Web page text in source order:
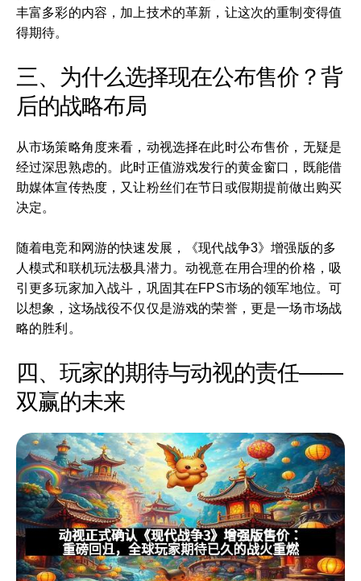
丰富多彩的内容，加上技术的革新，让这次的重制变得值
得期待。
三、为什么选择现在公布售价？背
后的战略布局
从市场策略角度来看，动视选择在此时公布售价，无疑是
经过深思熟虑的。此时正值游戏发行的黄金窗口，既能借
助媒体宣传热度，又让粉丝们在节日或假期提前做出购买
决定。
随着电竞和网游的快速发展，《现代战争3》增强版的多
人模式和联机玩法极具潜力。动视意在用合理的价格，吸
引更多玩家加入战斗，巩固其在FPS市场的领军地位。可
以想象，这场战役不仅仅是游戏的荣誉，更是一场市场战
略的胜利。
四、玩家的期待与动视的责任——
双赢的未来